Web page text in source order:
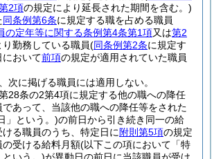
2項の規定により延長された期間を含む。)
同条例第6条に規定する職を占める職員
の定年等に関する条例第4条第1項又は第2
勤務している職員(同条例第2条に規定す
において前項の規定が適用されていた職員
次に掲げる職員には適用しない。
28条の2第4項に規定する他の職への降任
あって、当該他の職への降任等をされた
」という。)の前日から引き続き同一の給
る職員のうち、特定日に 附則第5項の規定
受ける給料月額(以下この項において「特